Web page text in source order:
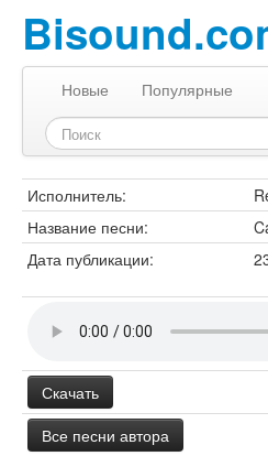
Новые Популярные
Исполнитель:
Название песни:
Дата публикации:
Скачать
Все песни автора